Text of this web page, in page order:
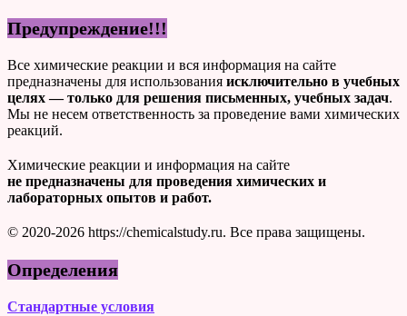
Предупреждение!!!
Все химические реакции и вся информация на сайте
предназначены для использования исключительно в учебных
целях — только для решения письменных, учебных задач.
Мы не несем ответственность за проведение вами химических
реакций.
Химические реакции и информация на сайте
не предназначены для проведения химических и
лабораторных опытов и работ.
© 2020-2026 https://chemicalstudy.ru. Все права защищены.
Определения
Стандартные условия